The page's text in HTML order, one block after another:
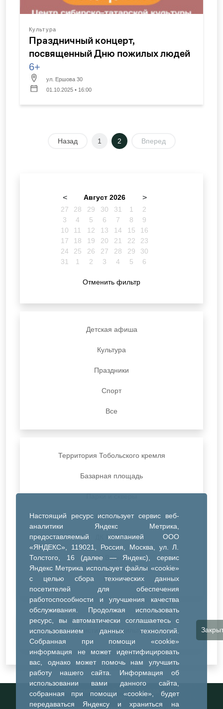
Настоящий ресурс использует сервис веб-
аналитики Яндекс Метрика,
предоставляемый компанией ООО
«ЯНДЕКС», 119021, Россия, Москва, ул. Л.
Толстого, 16 (далее — Яндекс), сервис
Яндекс Метрика использует файлы «cookie»
с целью сбора технических данных
посетителей для обеспечения
работоспособности и улучшения качества
обслуживания. Продолжая использовать
ресурс, вы автоматически соглашаетесь с
использованием данных технологий.
Собранная при помощи «cookie»
информация не может идентифицировать
вас, однако может помочь нам улучшить
работу нашего сайта. Информация об
использовании вами данного сайта,
собранная при помощи «cookie», будет
передаваться Яндексу и храниться на
Культура
Праздничный концерт,
посвященный Дню пожилых людей
6+
ул. Ершова 30
01.10.2025 • 16:00
Назад 1 2 Вперед
< Август 2026 >
27 28 29 30 31 1
2
3
4 5 6 7 8
9
10
11 12 13 14 15
16
17
18 19 20 21 22
23
24
25 26 27 28 29
30
31
1 2 3 4 5 6
Отменить фильтр
Детская афиша
Культура
Праздники
Спорт
Все
Территория Тобольского кремля
Базарная площадь
ДК Синтез
ДК Речник
ДК Водник
Иное
Очистить все фильтры
Информационный портал города
Тобольска